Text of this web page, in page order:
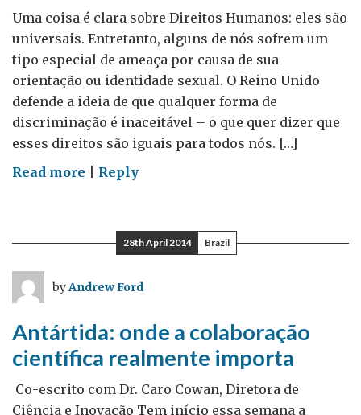
Uma coisa é clara sobre Direitos Humanos: eles são
universais. Entretanto, alguns de nós sofrem um
tipo especial de ameaça por causa de sua
orientação ou identidade sexual. O Reino Unido
defende a ideia de que qualquer forma de
discriminação é inaceitável – o que quer dizer que
esses direitos são iguais para todos nós. […]
Read more on
Contra
Homofobia
Reply
28th April 2014 Brazil
byAndrew Ford
Antártida: onde a colaboração
científica realmente importa
Co-escrito com Dr. Caro Cowan, Diretora de
Ciência e Inovação Tem início essa semana a